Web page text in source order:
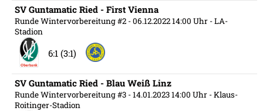
SV Guntamatic Ried - First Vienna
Runde Wintervorbereitung #2 - 06.12.2022 14:00 Uhr - LA-
Stadion
6:1 (3:1)
SV Guntamatic Ried - Blau Weiß Linz
Runde Wintervorbereitung #3 - 14.01.2023 14:00 Uhr - Klaus-
Roitinger-Stadion